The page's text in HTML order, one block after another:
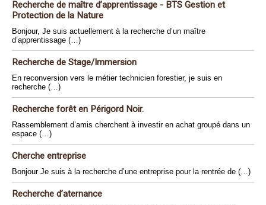
Recherche de maître d’apprentissage - BTS Gestion et
Protection de la Nature
Bonjour, Je suis actuellement à la recherche d’un maître
d’apprentissage (…)
Recherche de Stage/Immersion
En reconversion vers le métier technicien forestier, je suis en
recherche (…)
Recherche forêt en Périgord Noir.
Rassemblement d’amis cherchent à investir en achat groupé dans un
espace (…)
Cherche entreprise
Bonjour Je suis à la recherche d’une entreprise pour la rentrée de (…)
Recherche d’aternance